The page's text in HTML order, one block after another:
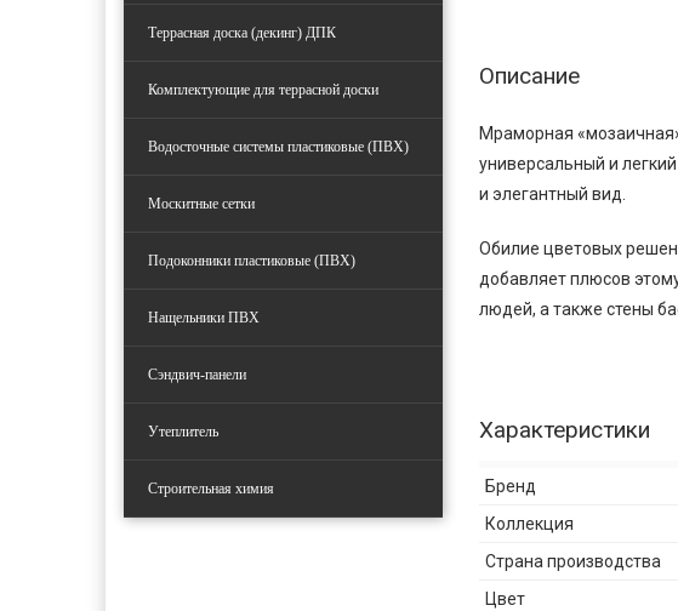
Террасная доска (декинг) ДПК
Комплектующие для террасной доски
Водосточные системы пластиковые (ПВХ)
Москитные сетки
Подоконники пластиковые (ПВХ)
Нащельники ПВХ
Сэндвич-панели
Утеплитель
Строительная химия
Описание
Мраморная
универсальный и
и элегантный вид.
Обилие цветовых
добавляет плюсов
людей, а также стены
Характеристики
Бренд
Коллекция
Страна производства
Цвет